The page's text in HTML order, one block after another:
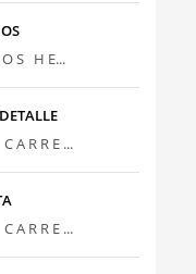
O S H E...
A R R E ...
A R R E ...